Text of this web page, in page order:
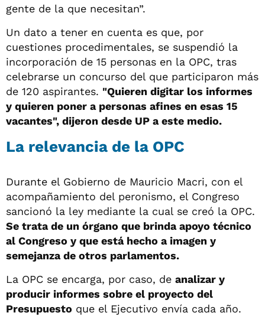
gente de la que necesitan”.
Un dato a tener en cuenta es que, por
cuestiones procedimentales, se suspendió la
incorporación de 15 personas en la OPC, tras
celebrarse un concurso del que participaron más
de 120 aspirantes. "Quieren digitar los informes
y quieren poner a personas afines en esas 15
vacantes", dijeron desde UP a este medio.
La relevancia de la OPC
Durante el Gobierno de Mauricio Macri, con el
acompañamiento del peronismo, el Congreso
sancionó la ley mediante la cual se creó la OPC.
Se trata de un órgano que brinda apoyo técnico
al Congreso y que está hecho a imagen y
semejanza de otros parlamentos.
La OPC se encarga, por caso, de analizar y
producir informes sobre el proyecto del
Presupuesto que el Ejecutivo envía cada año.